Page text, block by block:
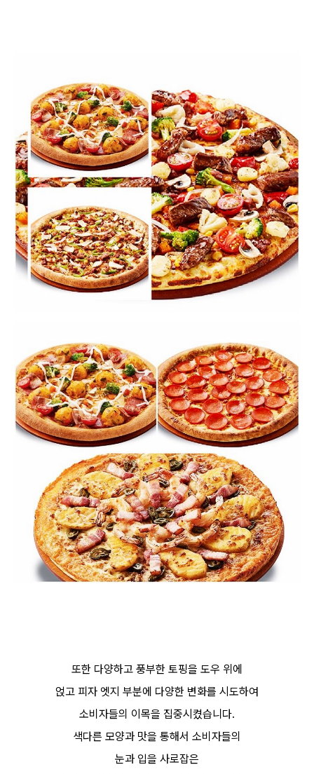
또한 다양하고 풍부한 토핑을 도우 위에
얹고 피자 엣지 부분에 다양한 변화를 시도하여
소비자들의 이목을 집중시켰습니다.
색다른 모양과 맛을 통해서 소비자들의
눈과 입을 사로잡은